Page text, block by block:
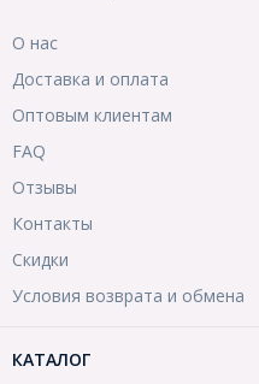
О нас
Доставка и оплата
Оптовым клиентам
FAQ
Отзывы
Контакты
Скидки
Условия возврата и обмена
КАТАЛОГ